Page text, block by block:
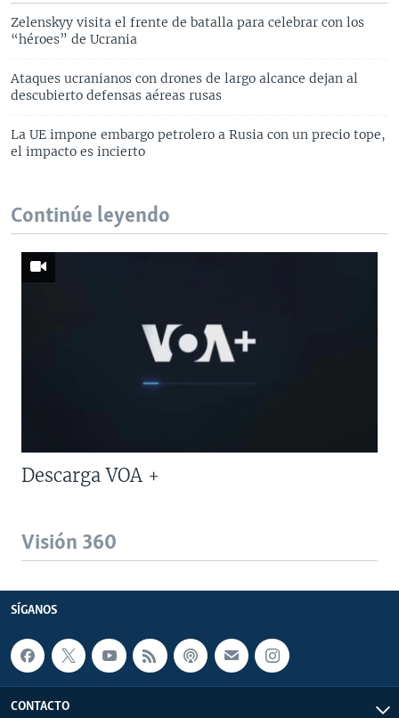
Zelenskyy visita el frente de batalla para celebrar con los
“héroes” de Ucrania
Ataques ucranianos con drones de largo alcance dejan al
descubierto defensas aéreas rusas
La UE impone embargo petrolero a Rusia con un precio tope,
el impacto es incierto
Continúe leyendo
Descarga VOA +
Visión 360
SÍGANOS
CONTACTO